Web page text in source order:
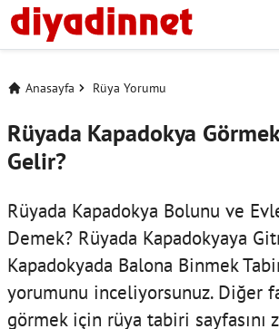
Anasayfa Rüya Yorumu
Rüyada Kapadokya
Gelir?
Rüyada Kapadokya Bolunu ve
Demek? Rüyada Kapadokyaya
Kapadokyada Balona Binmek
yorumunu inceliyorsunuz. Diğer
görmek için rüya tabiri sayfasını